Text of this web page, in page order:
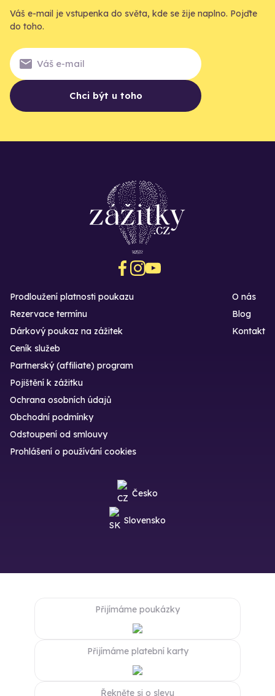
Váš e-mail je vstupenka do světa, kde se žije naplno. Pojďte
do toho.
Chci být u toho
Prodloužení platnosti poukazu
Rezervace termínu
Dárkový poukaz na zážitek
O nás
Blog
Kontakt
Ceník služeb
Partnerský (affiliate) program
Pojištění k zážitku
Ochrana osobních údajů
Obchodní podmínky
Odstoupení od smlouvy
Prohlášení o používání cookies
Česko
Slovensko
Přijímáme poukázky
Přijímáme platební karty
Řekněte si o slevu